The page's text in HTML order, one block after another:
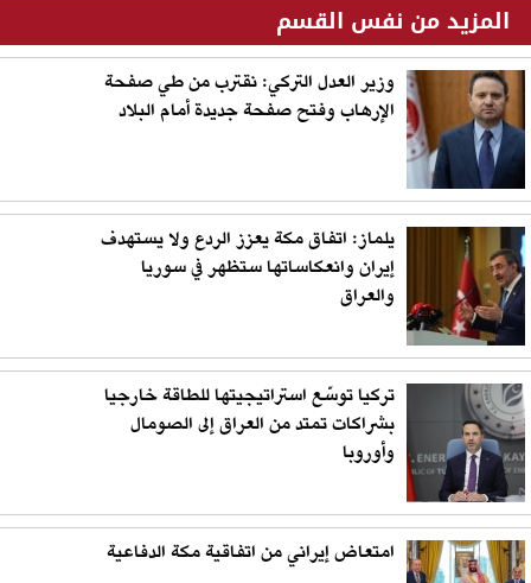
المزيد من نفس القسم
وزير العدل التركي: نقترب من طي صفحة
الإرهاب وفتح صفحة جديدة أمام البلاد
يلماز: اتفاق مكة يعزز الردع ولا يستهدف
إيران وانعكاساتها ستظهر في سوريا
والعراق
تركيا توسّع استراتيجيتها للطاقة خارجيا
بشراكات تمتد من العراق إلى الصومال
وأوروبا
امتعاض إيراني من اتفاقية مكة الدفاعية